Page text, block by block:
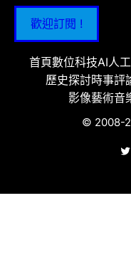
歡迎訂閱 !
首頁數位科技AI人
歷史探討時事評
影像藝術音
© 2008-
X